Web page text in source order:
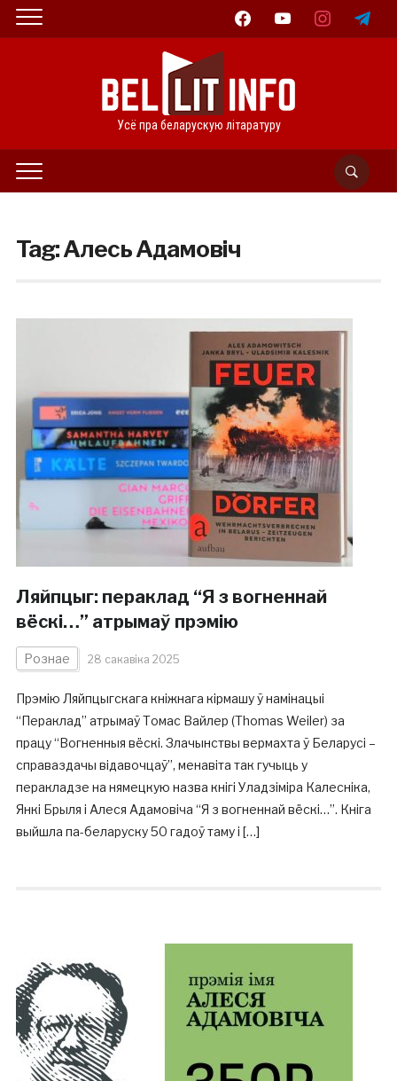
facebookyoutube instagramtelegram
Усё пра беларускую літаратуру
Tag:Алесь Адамовіч
Ляйпцыг: пераклад “Я з вогненнай
вёскі…” атрымаў прэмію
Рознае 28 сакавіка 2025
Прэмію Ляйпцыгскага кніжнага кірмашу ў намінацыі
“Пераклад” атрымаў Томас Вайлер (Thomas Weiler) за
працу “Вогненныя вёскі. Злачынствы вермахта ў Беларусі –
справаздачы відавочцаў”, менавіта так гучыць у
перакладзе на нямецкую назва кнігі Уладзіміра Калесніка,
Янкі Брыля і Алеся Адамовіча “Я з вогненнай вёскі…”. Кніга
выйшла па-беларуску 50 гадоў таму і […]